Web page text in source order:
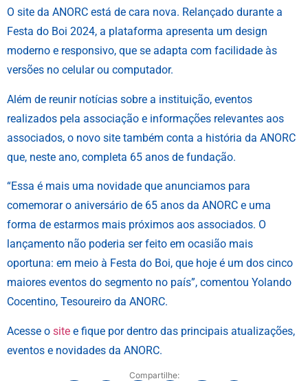
O site da ANORC está de cara nova. Relançado durante a
Festa do Boi 2024, a plataforma apresenta um design
moderno e responsivo, que se adapta com facilidade às
versões no celular ou computador.
Além de reunir notícias sobre a instituição, eventos
realizados pela associação e informações relevantes aos
associados, o novo site também conta a história da ANORC
que, neste ano, completa 65 anos de fundação.
“Essa é mais uma novidade que anunciamos para
comemorar o aniversário de 65 anos da ANORC e uma
forma de estarmos mais próximos aos associados. O
lançamento não poderia ser feito em ocasião mais
oportuna: em meio à Festa do Boi, que hoje é um dos cinco
maiores eventos do segmento no país”, comentou Yolando
Cocentino, Tesoureiro da ANORC.
Acesse o site e fique por dentro das principais atualizações,
eventos e novidades da ANORC.
Compartilhe: